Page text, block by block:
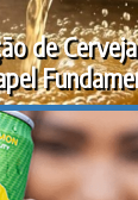
de